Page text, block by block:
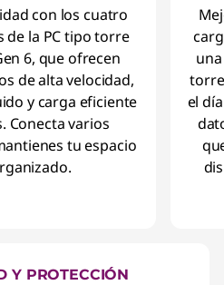
con los cuatro
de la PC tipo torre
6, que ofrecen
de alta velocidad,
y carga eficiente
Conecta varios
tu espacio
el
Y PROTECCIÓN